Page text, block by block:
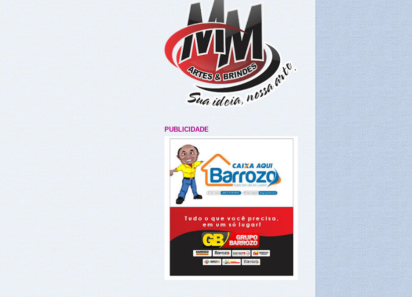
PUBLICIDADE